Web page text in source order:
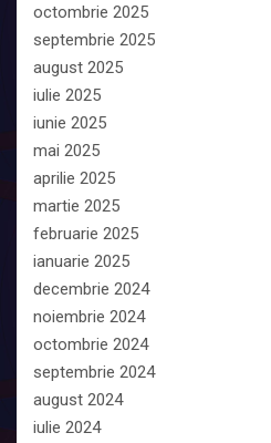
octombrie 2025
septembrie 2025
august 2025
iulie 2025
iunie 2025
mai 2025
aprilie 2025
martie 2025
februarie 2025
ianuarie 2025
decembrie 2024
noiembrie 2024
octombrie 2024
septembrie 2024
august 2024
iulie 2024